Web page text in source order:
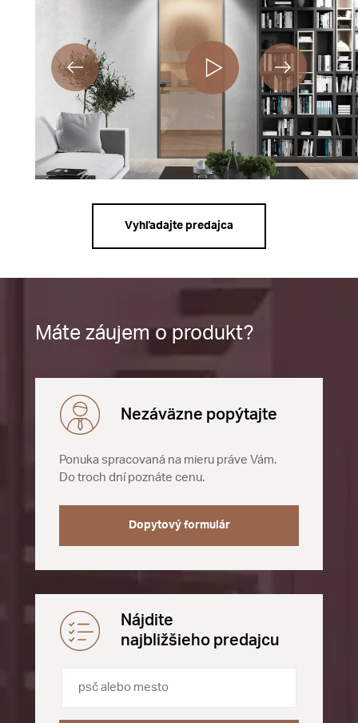
Vyhľadajte predajca
Máte záujem o produkt?
Nezáväzne popýtajte
Ponuka spracovaná na mieru práve Vám.
Do troch dní poznáte cenu.
Dopytový formulár
Nájdite
najbližšieho predajcu